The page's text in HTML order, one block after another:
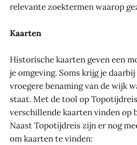
relevante zoektermen waarop
Kaarten
Historische kaarten geven een
je omgeving. Soms krijg je
vroegere benaming van de wijk
staat. Met de tool op
verschillende kaarten vinden op
Naast Topotijdreis zijn er nog
om kaarten te vinden: